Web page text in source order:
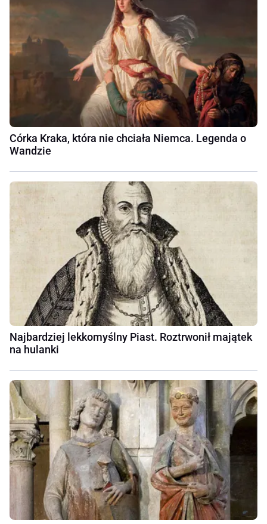
Córka Kraka, która nie chciała Niemca. Legenda o
Wandzie
Najbardziej lekkomyślny Piast. Roztrwonił majątek
na hulanki